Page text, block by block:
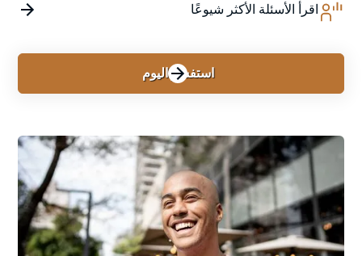
اقرأ الأسئلة الأكثر شيوعًا
استفسر اليوم